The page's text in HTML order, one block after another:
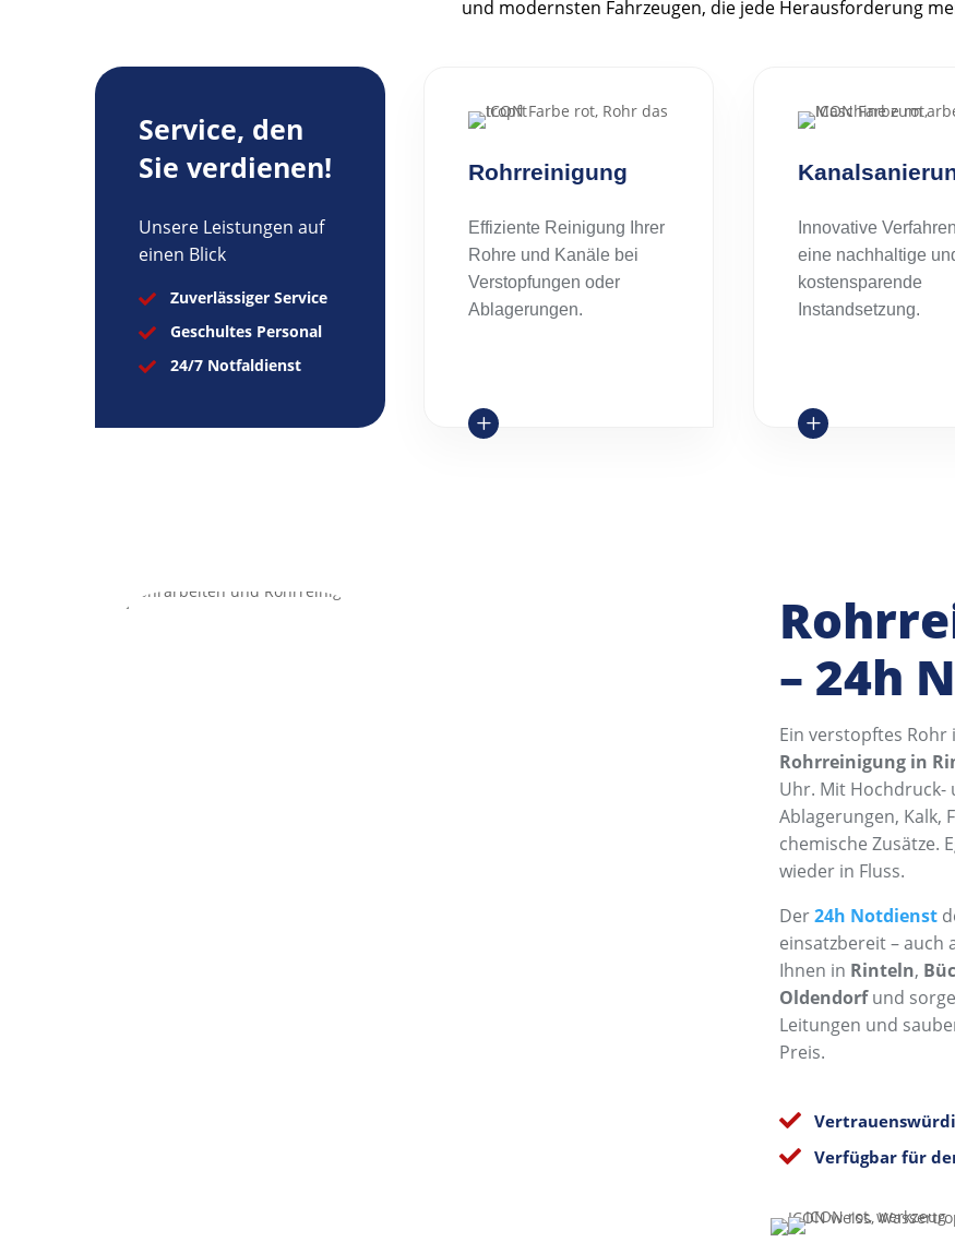
und modernsten Fahrzeugen, die jede Herausforderung
Service, den
Sie verdienen!
Unsere Leistungen auf
einen Blick
 Zuverlässiger Service
 Geschultes Personal
 24/7 Notfaldienst
Rohrreinigung
Effiziente Reinigung Ihrer
Rohre und Kanäle bei
Verstopfungen oder
Ablagerungen.
L
Innovative
eine nachhaltige
kostensparende
Instandsetzung.
L
– 24h
Ein verstopftes Rohr
Rohrreinigung in
Uhr. Mit Hochdruck-
Ablagerungen, Kalk,
chemische Zusätze.
wieder in Fluss.
Der24h Notdienst
einsatzbereit – auch
Ihnen in Rinteln,
Oldendorfund
Leitungen und
Preis.

 Verfügbar für